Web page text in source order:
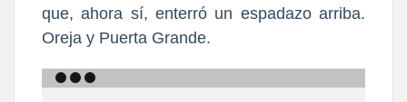
que, ahora sí, enterró un espadazo arriba.
Oreja y Puerta Grande.